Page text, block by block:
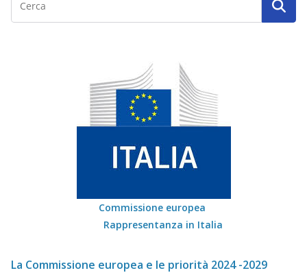
Commissione europea
Rappresentanza in Italia
La Commissione europea e le priorità 2024 -2029